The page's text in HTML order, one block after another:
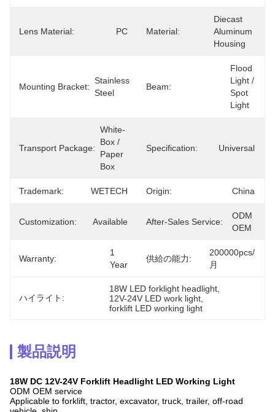
Lens Material: PC Material:
Diecast
Aluminum
Housing
Mounting Bracket:
Stainless
Steel
Beam:
Flood
Light /
Spot
Light
Transport Package:
White-
Box /
Paper
Box
Specification: Universal
Trademark: WETECH Origin: China
Customization: Available After-Sales Service:
ODM
OEM
Warranty:
1
Year
供給の能力:
200000pcs/
月
ハイライト:
18W LED forklight headlight
12V-24V LED work light
forklift LED working light
製品説明
18W DC 12V-24V Forklift Headlight LED Working Light
ODM OEM service
Applicable to forklift, tractor, excavator, truck, trailer, off-road